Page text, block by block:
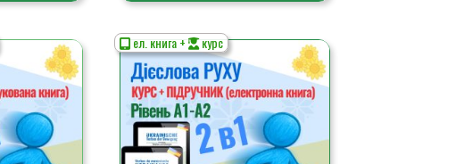
ел. книга + курс
Цей
товар
має
кілька
варіантів.
Параметри
можна